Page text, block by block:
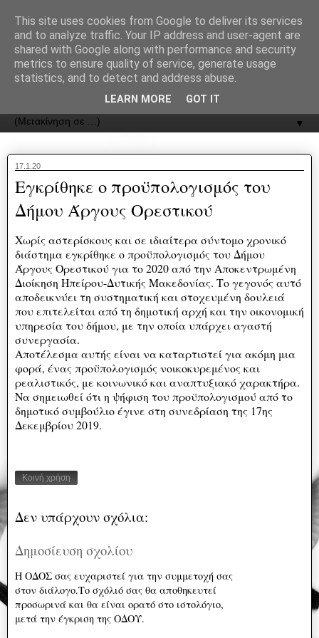
ΟΔΟΣ
▼
17.1.20
Εγκρίθηκε ο προϋπολογισμός του
Δήμου Άργους Ορεστικού
Χωρίς αστερίσκους και σε ιδιαίτερα σύντομο χρονικό
διάστημα εγκρίθηκε ο προϋπολογισμός του Δήμου
Άργους Ορεστικού για το 2020 από την Αποκεντρωμένη
Διοίκηση Ηπείρου-Δυτικής Μακεδονίας. Το γεγονός αυτό
αποδεικνύει τη συστηματική και στοχευμένη δουλειά
που επιτελείται από τη δημοτική αρχή και την οικονομική
υπηρεσία του δήμου, με την οποία υπάρχει αγαστή
συνεργασία.
Αποτέλεσμα αυτής είναι να καταρτιστεί για ακόμη μια
φορά, ένας προϋπολογισμός νοικοκυρεμένος και
ρεαλιστικός, με κοινωνικό και αναπτυξιακό χαρακτήρα.
Να σημειωθεί ότι η ψήφιση του προϋπολογισμού από το
δημοτικό συμβούλιο έγινε στη συνεδρίαση της 17ης
Δεκεμβρίου 2019.
Κοινή χρήση
Δεν υπάρχουν σχόλια:
Δημοσίευση σχολίου
Η ΟΔΟΣ σας ευχαριστεί για την συμμετοχή σας
στον διάλογο.Το σχόλιό σας θα αποθηκευτεί
προσωρινά και θα είναι ορατό στο ιστολόγιο,
μετά την έγκριση της ΟΔΟΥ.
This site uses cookies from Google to deliver its services
and to analyze traffic. Your IP address and user-agent are
shared with Google along with performance and security
metrics to ensure quality of service, generate usage
statistics, and to detect and address abuse.
LEARN MORE GOT IT